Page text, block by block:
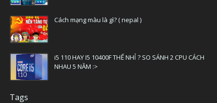
Cách mạng màu là gì? ( nepal )
i5 110 HAY I5 10400F THẾ NHỈ ? SO SÁNH 2 CPU CÁCH
NHAU 5 NĂM :>
Tags